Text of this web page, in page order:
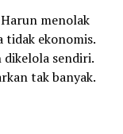
menolak
tidak ekonomis.
dikelola sendiri.
tak banyak.